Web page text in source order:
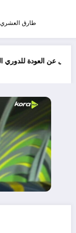
طارق العشري
بديل عن العودة